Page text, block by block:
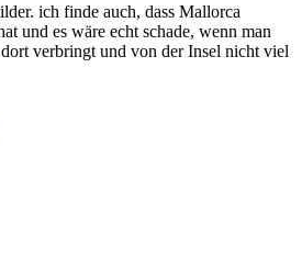
ich finde auch, dass Mallorca
und es wäre echt schade, wenn man
verbringt und von der Insel nicht viel